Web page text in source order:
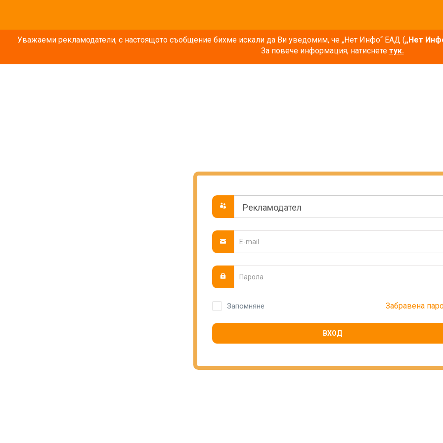
Уважаеми рекламодатели, с настоящото съобщение бихме искали да Ви уведомим, че „Нет Инфо“ ЕАД („Нет
За повече информация, натиснете тук.
Запомняне Забравена
ВХОД